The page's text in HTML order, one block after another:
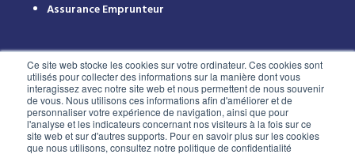
Ce site web stocke les cookies sur votre ordinateur. Ces cookies sont
utilisés pour collecter des informations sur la manière dont vous
interagissez avec notre site web et nous permettent de nous souvenir
de vous. Nous utilisons ces informations afin d'améliorer et de
personnaliser votre expérience de navigation, ainsi que pour
l'analyse et les indicateurs concernant nos visiteurs à la fois sur ce
site web et sur d'autres supports. Pour en savoir plus sur les cookies
que nous utilisons, consultez notre politique de confidentialité
Assurance Emprunteur